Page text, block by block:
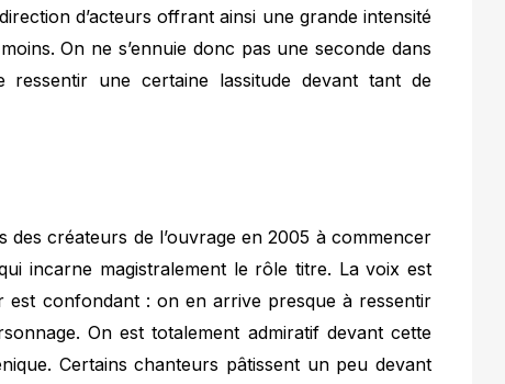
d’acteurs offrant ainsi une grande intensité
On ne s’ennuie donc pas une seconde dans
une certaine lassitude devant tant de
des créateurs de l’ouvrage en 2005 à commencer
incarne magistralement le rôle titre. La voix est
est confondant : on en arrive presque à ressentir
On est totalement admiratif devant cette
Certains chanteurs pâtissent un peu devant